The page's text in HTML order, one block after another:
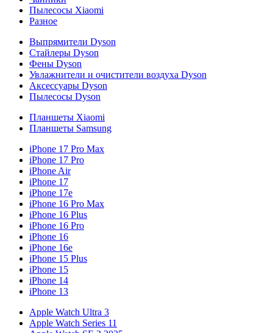
Пылесосы Xiaomi
Разное
Выпрямители Dyson
Стайлеры Dyson
Фены Dyson
Увлажнители и очистители воздуха Dyson
Аксессуары Dyson
Пылесосы Dyson
Планшеты Xiaomi
Планшеты Samsung
iPhone 17 Pro Max
iPhone 17 Pro
iPhone Air
iPhone 17
iPhone 17e
iPhone 16 Pro Max
iPhone 16 Plus
iPhone 16 Pro
iPhone 16
iPhone 16e
iPhone 15 Plus
iPhone 15
iPhone 14
iPhone 13
Apple Watch Ultra 3
Apple Watch Series 11